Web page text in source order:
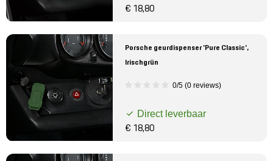
€ 18,80
Porsche geurdispenser 'Pure Classic',
Irischgrün
0/5 (0 reviews)
Direct leverbaar
€ 18,80